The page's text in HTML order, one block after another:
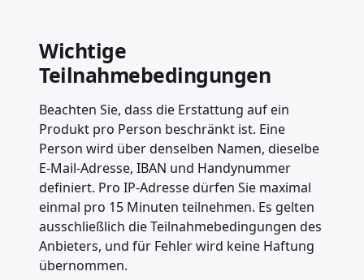
Wichtige
Teilnahmebedingungen
Beachten Sie, dass die Erstattung auf ein
Produkt pro Person beschränkt ist. Eine
Person wird über denselben Namen, dieselbe
E-Mail-Adresse, IBAN und Handynummer
definiert. Pro IP-Adresse dürfen Sie maximal
einmal pro 15 Minuten teilnehmen. Es gelten
ausschließlich die Teilnahmebedingungen des
Anbieters, und für Fehler wird keine Haftung
übernommen.